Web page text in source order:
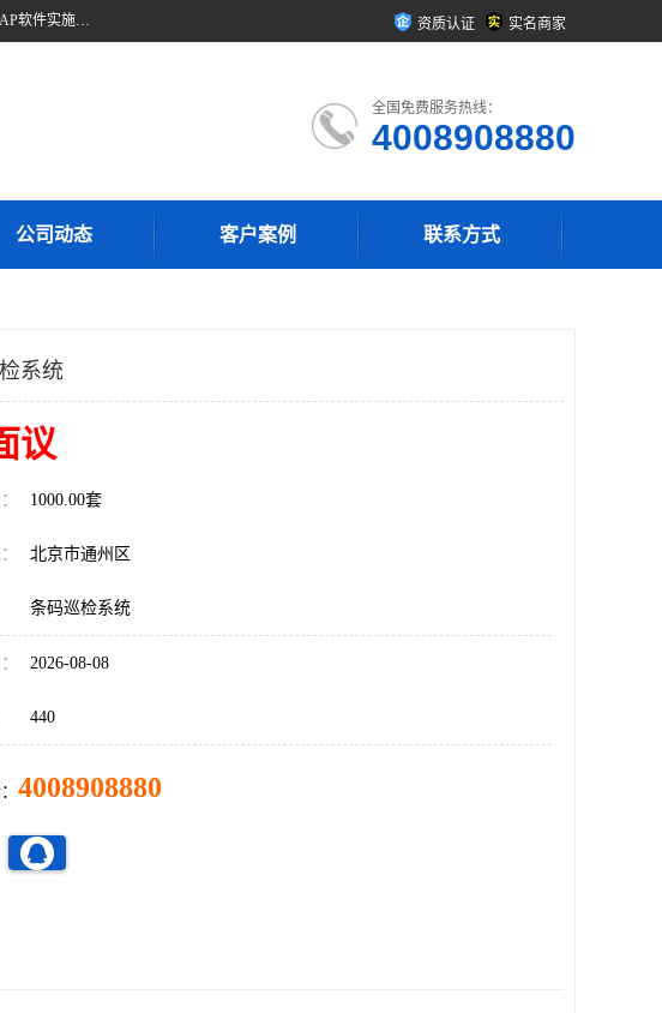
北京奥维奥，是全球企业管理解决方案的提供商SAP(思爱普)亚太区授权服务商领军者，SAP金牌服务商和代理商。企业ERP系统软件，SAP软件实施，17年来服务客户1500多家。提供SAP Business One，SAP Business ByDesign，SAP S/4HANA Cloud，SAP Analytics Cloud （分析云）等产品与解决方案。咨询专线：400-890-8880 资质认证 实名商家
全国免费服务热线：
4008908880
公司动态 客户案例 联系方式
系统
议
1000.00套
北京市通州区
条码巡检系统
2026-08-08
440
4008908880